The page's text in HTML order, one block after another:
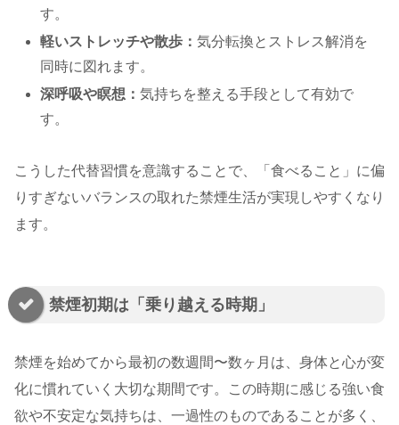
す。
軽いストレッチや散歩：気分転換とストレス解消を
同時に図れます。
深呼吸や瞑想：気持ちを整える手段として有効で
す。
こうした代替習慣を意識することで、「食べること」に偏
りすぎないバランスの取れた禁煙生活が実現しやすくなり
ます。
禁煙初期は「乗り越える時期」
禁煙を始めてから最初の数週間〜数ヶ月は、身体と心が変
化に慣れていく大切な期間です。この時期に感じる強い食
欲や不安定な気持ちは、一過性のものであることが多く、